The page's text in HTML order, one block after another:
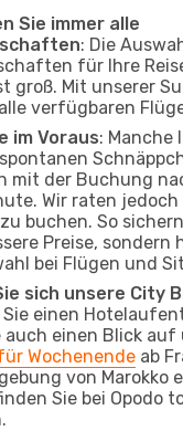
Sie immer alle
: Die
für Ihre
groß. Mit unserer
verfügbaren
im Voraus: Manche
mit der Buchung
Wir raten jedoch
buchen. So
Preise, sondern
bei Flügen und
sich unsere City
Sie einen
einen Blick auf
Wochenende ab
von Marokko
Sie bei Opodo